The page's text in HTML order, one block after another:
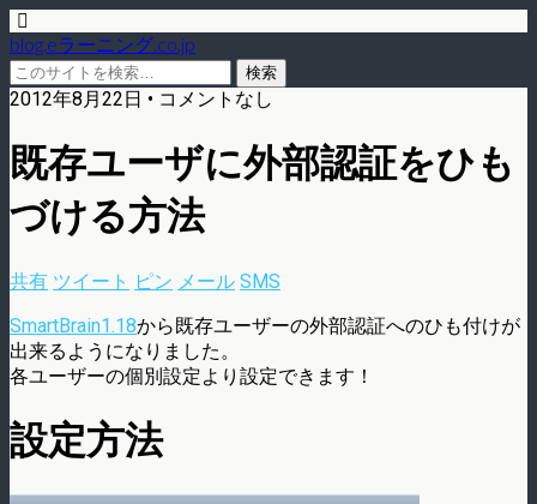
blog.eラーニング.co.jp
2012年8月22日 • コメントなし
既存ユーザに外部認証をひも
づける方法
共有 ツイート ピン メール SMS
SmartBrain1.18から既存ユーザーの外部認証へのひも付けが
出来るようになりました。
各ユーザーの個別設定より設定できます！
設定方法